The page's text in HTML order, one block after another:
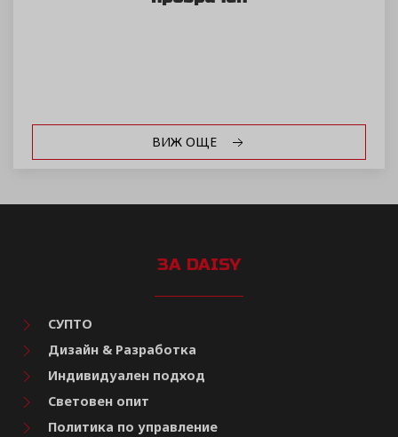
ВИЖ ОЩЕ
ЗА DAISY
СУПТО
Дизайн & Разработка
Индивидуален подход
Световен опит
Политика по управление